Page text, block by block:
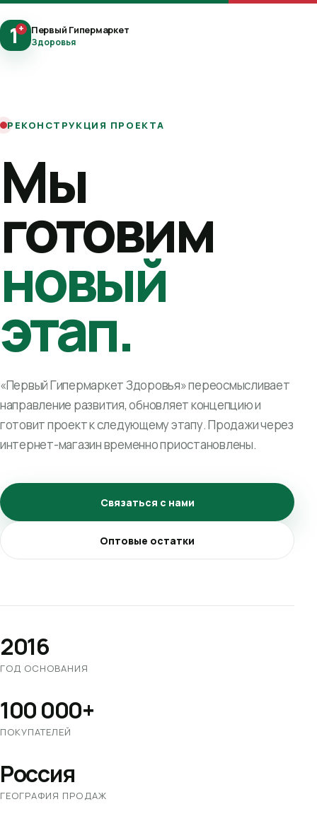
1+ Первый Гипермаркет
Здоровья
РЕКОНСТРУКЦИЯ ПРОЕКТА
Мы
готовим
новый
этап.
«Первый Гипермаркет Здоровья» переосмысливает
направление развития, обновляет концепцию и
готовит проект к следующему этапу. Продажи через
интернет-магазин временно приостановлены.
Связаться с нами
Оптовые остатки
2016
ГОД ОСНОВАНИЯ
100 000+
ПОКУПАТЕЛЕЙ
Россия
ГЕОГРАФИЯ ПРОДАЖ